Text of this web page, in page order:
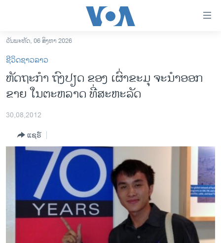
ເຂົ້າ
ຫາ
ຂ້າມ
ຂ້າມ
ຂ້າມ
ຫາ
ລາວ
ອາເມຣິກາ
ຂ່າວ​ຈີນ
ໂລກ
ອິດສະຫຼະພາບດ້ານການຂ່າວ
ຊີວິດຊາວລາວ
ຊຸມຊົນຊາວລາວ
ວິທະຍາສາດ-ເທັກໂນໂລຈີ
ວັນພະຫັດ, 06 ສິງຫາ 2026
ຊີວິດຊາວລາວ
ຫັດຖະກໍາ ຖົງປຽດ ຂອງ ເຜົ່າຂະມຸ ຈະນໍາອອກ
ຂາຍ ໃນຕະຫລາດ ທີ່ສະຫະລັດ
30,08,2012
ແຊຣ໌